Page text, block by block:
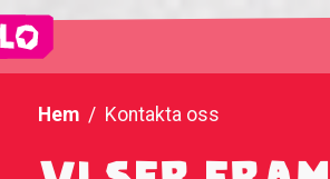
Hem Kontakta oss